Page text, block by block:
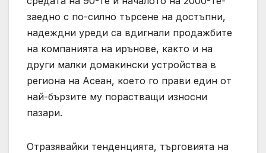
заедно с по-силно търсене на достъпни,
надеждни уреди са вдигнали продажбите
на компанията на ирънове, както и на
други малки домакински устройства в
региона на Асеан, което го прави един от
най-бързите му порастващи износни
пазари.
Отразявайки тенденцията, търговията на